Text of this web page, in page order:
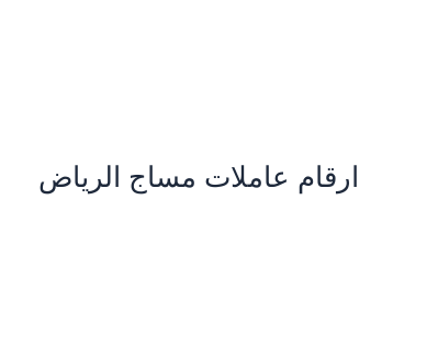
ارقام عاملات مساج الرياض